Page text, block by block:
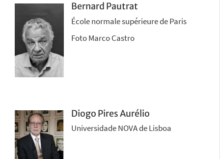
Bernard Pautrat
École normale supérieure de Paris
Foto Marco Castro
Diogo Pires Aurélio
Universidade NOVA de Lisboa